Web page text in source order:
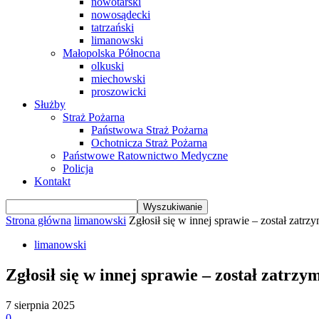
nowosądecki
tatrzański
limanowski
Małopolska Północna
olkuski
miechowski
proszowicki
Służby
Straż Pożarna
Państwowa Straż Pożarna
Ochotnicza Straż Pożarna
Państwowe Ratownictwo Medyczne
Policja
Kontakt
Strona główna limanowski Zgłosił się w innej sprawie – został
limanowski
Zgłosił się w innej sprawie – został
7 sierpnia 2025